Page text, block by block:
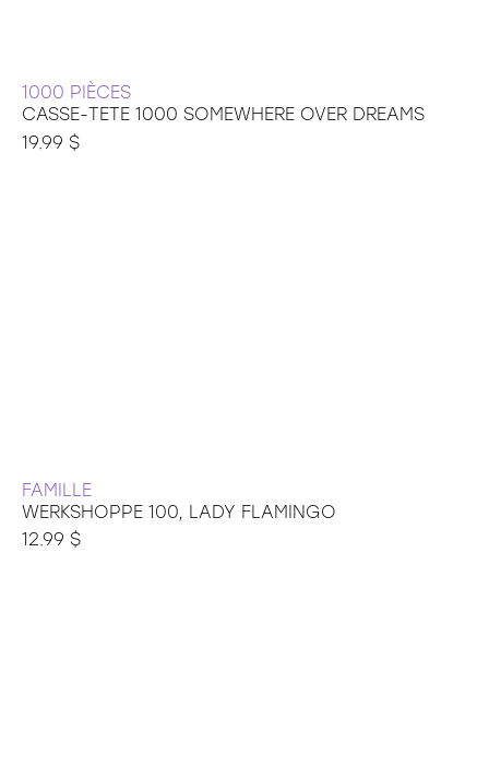
1000 PIÈCES
CASSE-TETE 1000 SOMEWHERE OVER DREAMS
19.99 $
FAMILLE
WERKSHOPPE 100, LADY FLAMINGO
12.99 $